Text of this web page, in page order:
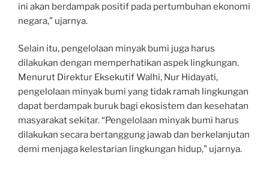
ini akan berdampak positif pada pertumbuhan ekonomi
negara,” ujarnya.
Selain itu, pengelolaan minyak bumi juga harus
dilakukan dengan memperhatikan aspek lingkungan.
Menurut Direktur Eksekutif Walhi, Nur Hidayati,
pengelolaan minyak bumi yang tidak ramah lingkungan
dapat berdampak buruk bagi ekosistem dan kesehatan
masyarakat sekitar. “Pengelolaan minyak bumi harus
dilakukan secara bertanggung jawab dan berkelanjutan
demi menjaga kelestarian lingkungan hidup,” ujarnya.